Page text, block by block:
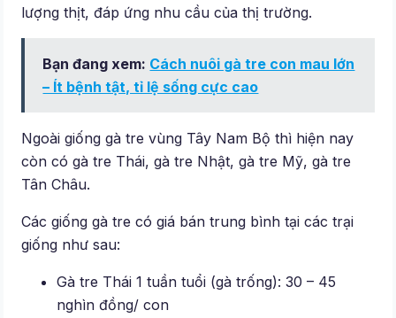
lượng thịt, đáp ứng nhu cầu của thị trường.
Bạn đang xem: Cách nuôi gà tre con mau lớn
– Ít bệnh tật, tỉ lệ sống cực cao
Ngoài giống gà tre vùng Tây Nam Bộ thì hiện nay
còn có gà tre Thái, gà tre Nhật, gà tre Mỹ, gà tre
Tân Châu.
Các giống gà tre có giá bán trung bình tại các trại
giống như sau:
Gà tre Thái 1 tuần tuổi (gà trống): 30 – 45
nghìn đồng/ con